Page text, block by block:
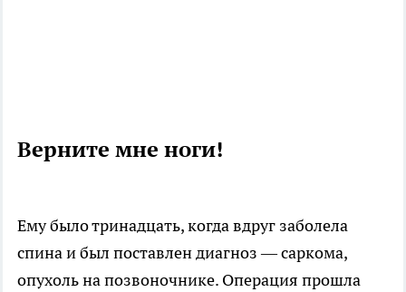
Верните мне ноги!
Ему было тринадцать, когда вдруг заболела
спина и был поставлен диагноз — саркома,
опухоль на позвоночнике. Операция прошла